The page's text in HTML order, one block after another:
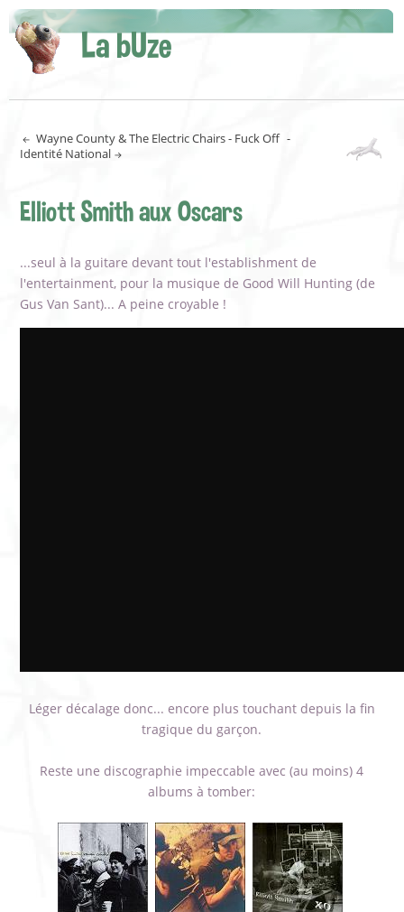
La bUze
Wayne County & The Electric Chairs - Fuck Off -
Identité National
Elliott Smith aux Oscars
...seul à la guitare devant tout l'establishment de
l'entertainment, pour la musique de Good Will Hunting (de
Gus Van Sant)... A peine croyable !
Léger décalage donc... encore plus touchant depuis la fin
tragique du garçon.
Reste une discographie impeccable avec (au moins) 4
albums à tomber: